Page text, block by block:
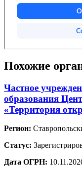
Похожие
Частное
образования
«Территория
Регион:
Статус:
Дата ОГРН: